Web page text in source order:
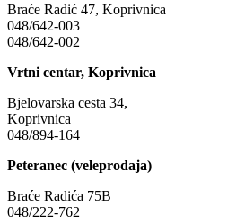
Braće Radić 47, Koprivnica
048/642-003
048/642-002
Vrtni centar, Koprivnica
Bjelovarska cesta 34,
Koprivnica
048/894-164
Peteranec (veleprodaja)
Braće Radića 75B
048/222-762